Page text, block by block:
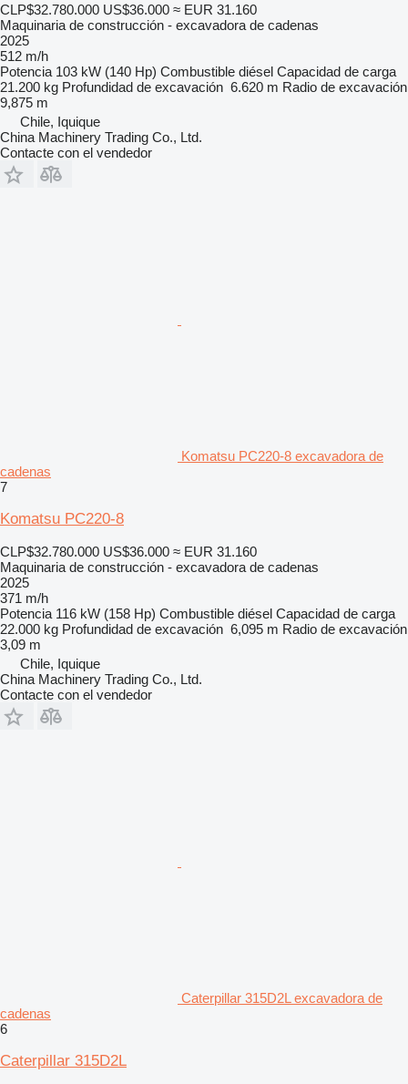
CLP$32.780.000 US$36.000 ≈ EUR 31.160
Maquinaria de construcción - excavadora de cadenas
2025
512 m/h
Potencia 103 kW (140 Hp) Combustible diésel Capacidad de carga
21.200 kg Profundidad de excavación 6.620 m Radio de excavación
9,875 m
Chile, Iquique
China Machinery Trading Co., Ltd.
Contacte con el vendedor
Komatsu PC220-8 excavadora de
cadenas
7
Komatsu PC220-8
CLP$32.780.000 US$36.000 ≈ EUR 31.160
Maquinaria de construcción - excavadora de cadenas
2025
371 m/h
Potencia 116 kW (158 Hp) Combustible diésel Capacidad de carga
22.000 kg Profundidad de excavación 6,095 m Radio de excavación
3,09 m
Chile, Iquique
China Machinery Trading Co., Ltd.
Contacte con el vendedor
Caterpillar 315D2L excavadora de
cadenas
6
Caterpillar 315D2L